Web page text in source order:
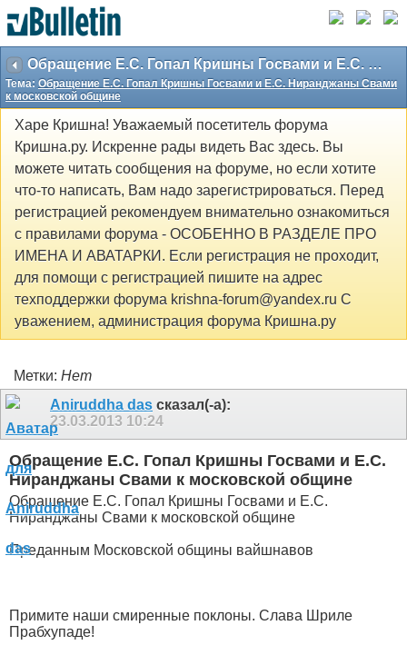
Обращение Е.С. Гопал Кришны Госвами и Е.С. Ниранджаны Свами к московской общине
Тема: Обращение Е.С. Гопал Кришны Госвами и Е.С. Ниранджаны Свами
к московской общине
Харе Кришна! Уважаемый посетитель форума
Кришна.ру. Искренне рады видеть Вас здесь. Вы
можете читать сообщения на форуме, но если хотите
что-то написать, Вам надо зарегистрироваться. Перед
регистрацией рекомендуем внимательно ознакомиться
с правилами форума - ОСОБЕННО В РАЗДЕЛЕ ПРО
ИМЕНА И АВАТАРКИ. Если регистрация не проходит,
для помощи с регистрацией пишите на адрес
техподдержки форума krishna-forum@yandex.ru С
уважением, администрация форума Кришна.ру
Метки: Нет
Aniruddha das сказал(-а):
23.03.2013 10:24
Обращение Е.С. Гопал Кришны Госвами и Е.С.
Ниранджаны Свами к московской общине
Обращение Е.С. Гопал Кришны Госвами и Е.С.
Ниранджаны Свами к московской общине
Преданным Московской общины вайшнавов
Примите наши смиренные поклоны. Слава Шриле
Прабхупаде!